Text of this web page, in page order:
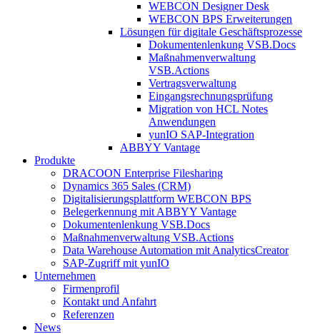
WEBCON Designer Desk
WEBCON BPS Erweiterungen
Lösungen für digitale Geschäftsprozesse
Dokumentenlenkung VSB.Docs
Maßnahmenverwaltung
VSB.Actions
Vertragsverwaltung
Eingangsrechnungs­prüfung
Migration von HCL Notes
Anwendungen
yunIO SAP-Integration
ABBYY Vantage
Produkte
DRACOON Enterprise Filesharing
Dynamics 365 Sales (CRM)
Digitalisierungsplattform WEBCON BPS
Belegerkennung mit ABBYY Vantage
Dokumentenlenkung VSB.Docs
Maßnahmenverwaltung VSB.Actions
Data Warehouse Automation mit AnalyticsCreator
SAP-Zugriff mit yunIO
Unternehmen
Firmenprofil
Kontakt und Anfahrt
Referenzen
News